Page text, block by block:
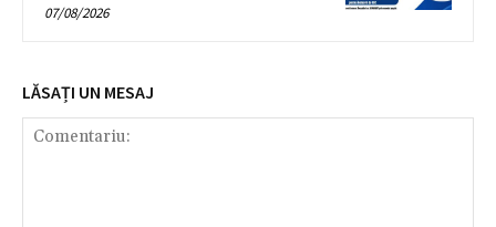
07/08/2026
LĂSAȚI UN MESAJ